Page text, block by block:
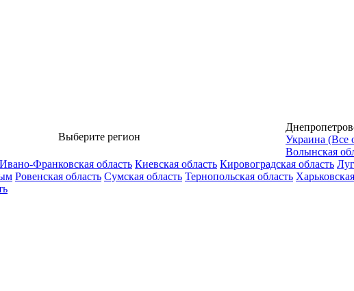
Выберите регион
Украина (Все
Волынская
Ивано-Франковская область Киевская область Кировоградская область
Ровенская область Сумская область Тернопольская область